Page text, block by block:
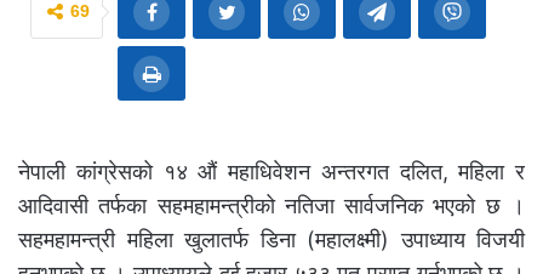
69
नेपाली कांग्रेसको १४ औं महाधिवेशन अन्तरगत दलित, महिला र
आदिवासी तर्फका सहमहामन्त्रीको नतिजा सार्वजनिक भएको छ ।
सहमहामन्त्री महिला खुलातर्फ डिना (महालक्ष्मी) उपाध्याय विजयी